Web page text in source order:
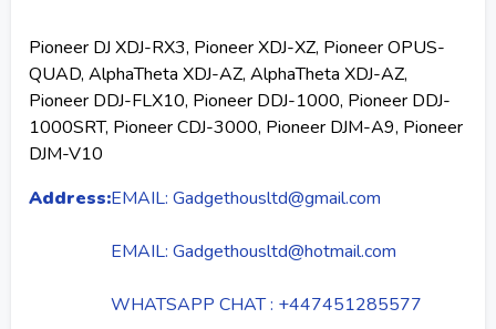
Pioneer DJ XDJ-RX3, Pioneer XDJ-XZ, Pioneer OPUS-
QUAD, AlphaTheta XDJ-AZ, AlphaTheta XDJ-AZ,
Pioneer DDJ-FLX10, Pioneer DDJ-1000, Pioneer DDJ-
1000SRT, Pioneer CDJ-3000, Pioneer DJM-A9, Pioneer
DJM-V10
Address:EMAIL: Gadgethousltd@gmail.com
EMAIL: Gadgethousltd@hotmail.com
WHATSAPP CHAT : +447451285577